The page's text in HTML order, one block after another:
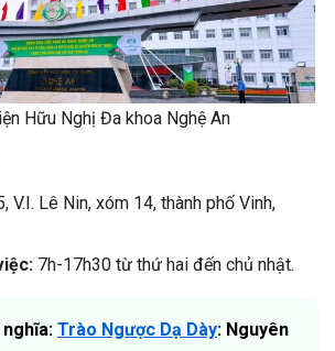
Hữu Nghị Đa khoa Nghệ An
V.I. Lê Nin, xóm 14, thành phố Vinh,
7h-17h30 từ thứ hai đến chủ nhật.
Trào Ngược Dạ Dày: Nguyên